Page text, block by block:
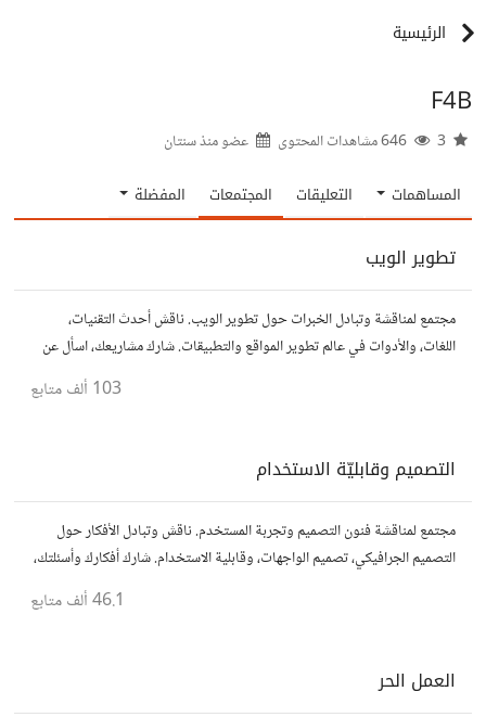
الرئيسية
F4B
عضو منذسنتان
المساهمات التعليقات المجتمعات المفضلة
تطوير الويب
مجتمع لمناقشة وتبادل الخبرات حول تطوير الويب. ناقش أحدث التقنيات،
اللغات، والأدوات في عالم تطوير المواقع والتطبيقات. شارك مشاريعك، اسأل عن
103 ألف متابع
التصميم وقابليّة الاستخدام
مجتمع لمناقشة فنون التصميم وتجربة المستخدم. ناقش وتبادل الأفكار حول
التصميم الجرافيكي، تصميم الواجهات، وقابلية الاستخدام. شارك أفكارك وأسئلتك،
وتواصل مع مصممين ومتخصصين في تحسين تجربة المستخدم.
46.1 ألف متابع
العمل الحر